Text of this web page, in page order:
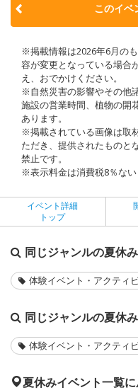
このイベ
※掲載情報は2026年6月の
容が変更となっている場合
え、おでかけください。
※自然災害の影響やその他
施設の営業時間、植物の開
あります。
※掲載されている画像は取
ただき、提供されたものと
禁止です。
※表示料金は消費税8％ない
イベント詳細
トップ
同じジャンルの夏休
体験イベント・アクティ
同じジャンルの夏休
体験イベント・アクティ
夏休みイベント一覧